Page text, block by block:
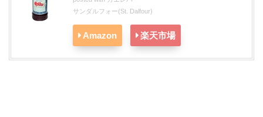
サンダルフォー(St. Dalfour)
Amazon 楽天市場